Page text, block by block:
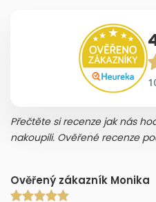
Přečtěte si recenze jak nás
nakoupili. Ověřené recenze
Ověřený zákazník Monika